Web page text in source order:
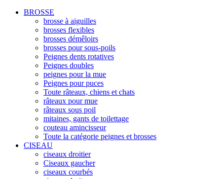
BROSSE
brosse à aiguilles
brosses flexibles
brosses démêloirs
brosses pour sous-poils
Peignes dents rotatives
Peignes doubles
peignes pour la mue
Peignes pour puces
Toute râteaux, chiens et chats
râteaux pour mue
râteaux sous poil
mitaines, gants de toilettage
couteau amincisseur
Toute la catégorie peignes et brosses
CISEAU
ciseaux droitier
Ciseaux gaucher
ciseaux courbés